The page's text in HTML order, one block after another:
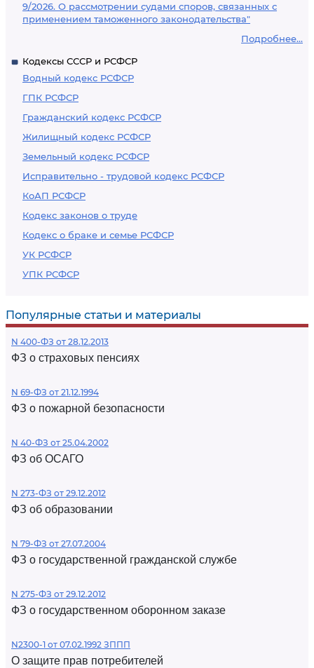
9/2026. О рассмотрении судами споров, связанных с
применением таможенного законодательства"
Подробнее...
Кодексы СССР и РСФСР
Водный кодекс РСФСР
ГПК РСФСР
Гражданский кодекс РСФСР
Жилищный кодекс РСФСР
Земельный кодекс РСФСР
Исправительно - трудовой кодекс РСФСР
КоАП РСФСР
Кодекс законов о труде
Кодекс о браке и семье РСФСР
УК РСФСР
УПК РСФСР
Популярные статьи и материалы
N 400-ФЗ от 28.12.2013
ФЗ о страховых пенсиях
N 69-ФЗ от 21.12.1994
ФЗ о пожарной безопасности
N 40-ФЗ от 25.04.2002
ФЗ об ОСАГО
N 273-ФЗ от 29.12.2012
ФЗ об образовании
N 79-ФЗ от 27.07.2004
ФЗ о государственной гражданской службе
N 275-ФЗ от 29.12.2012
ФЗ о государственном оборонном заказе
N2300-1 от 07.02.1992 ЗППП
О защите прав потребителей